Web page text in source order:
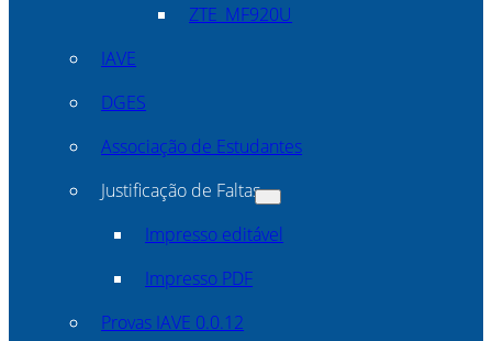
ZTE_MF920U
IAVE
DGES
Associação de Estudantes
Justificação de Faltas
Impresso editável
Impresso PDF
Provas IAVE 0.0.12